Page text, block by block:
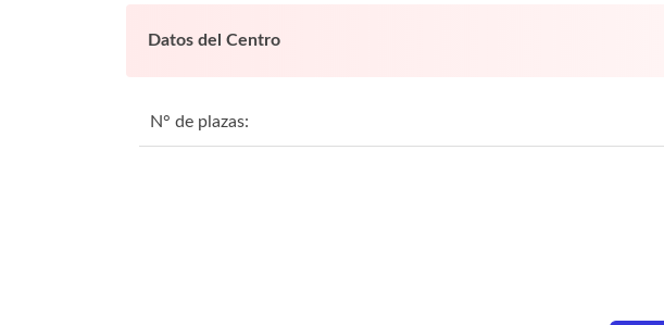
Datos del Centro
N° de plazas: